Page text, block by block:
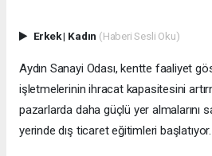
Erkek| Kadın (Haberi Sesli Oku)
Aydın Sanayi Odası, kentte faaliyet
işletmelerinin ihracat kapasitesini
pazarlarda daha güçlü yer almalarını
yerinde dış ticaret eğitimleri başlatıyor.